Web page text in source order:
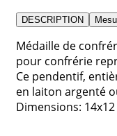
DESCRIPTION
Médaille de
pour confrérie
Ce pendentif,
en laiton argenté
Dimensions: